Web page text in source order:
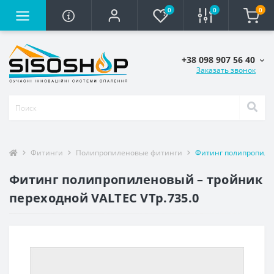
0 0 0
+38 098 907 56 40
Заказать звонок
Фитинги Полипропиленовые фитинги Фитинг
Фитинг полипропиленовый – тройник
переходной VALTEC VTp.735.0